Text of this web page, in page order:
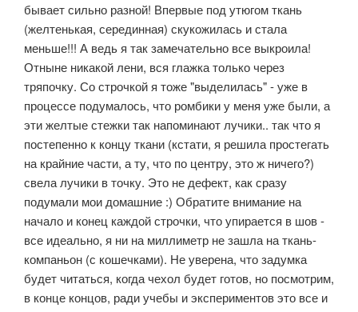
бывает сильно разной! Впервые под утюгом ткань
(желтенькая, серединная) скукожилась и стала
меньше!!! А ведь я так замечательно все выкроила!
Отныне никакой лени, вся глажка только через
тряпочку. Со строчкой я тоже "выделилась" - уже в
процессе подумалось, что ромбики у меня уже были, а
эти желтые стежки так напоминают лучики.. так что я
постепенно к концу ткани (кстати, я решила простегать
на крайние части, а ту, что по центру, это ж ничего?)
свела лучики в точку. Это не дефект, как сразу
подумали мои домашние :) Обратите внимание на
начало и конец каждой строчки, что упирается в шов -
все идеально, я ни на миллиметр не зашла на ткань-
компаньон (с кошечками). Не уверена, что задумка
будет читаться, когда чехол будет готов, но посмотрим,
в конце концов, ради учебы и экспериментов это все и